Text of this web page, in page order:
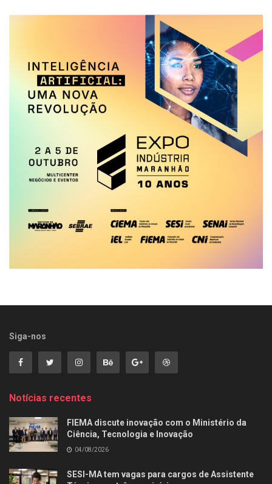
Siga-nos
Notícias recentes
FIEMA discute inovação com o Ministério da
Ciência, Tecnologia e Inovação
04/08/2026
SESI-MA tem vagas para cargos de Assistente